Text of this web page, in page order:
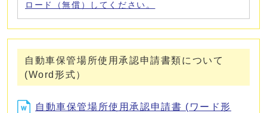
ロード（無償）してください。
自動車保管場所使用承認申請書類について
(Word形式）
自動車保管場所使用承認申請書 (ワード形